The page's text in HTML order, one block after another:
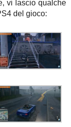
vi lascio qualche
del gioco: